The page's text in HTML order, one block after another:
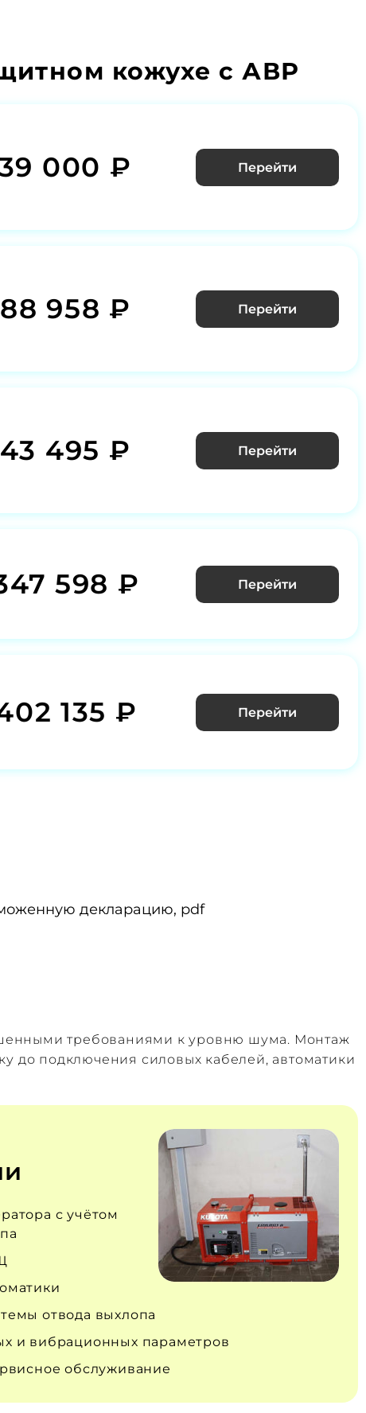
кожухе с АВР
000 ₽ Перейти
958 ₽ Перейти
495 ₽ Перейти
598 ₽ Перейти
135 ₽ Перейти
декларацию, pdf
требованиями к уровню шума. Монтаж
до подключения силовых кабелей, автоматики
с учётом
отвода выхлопа
и вибрационных параметров
обслуживание